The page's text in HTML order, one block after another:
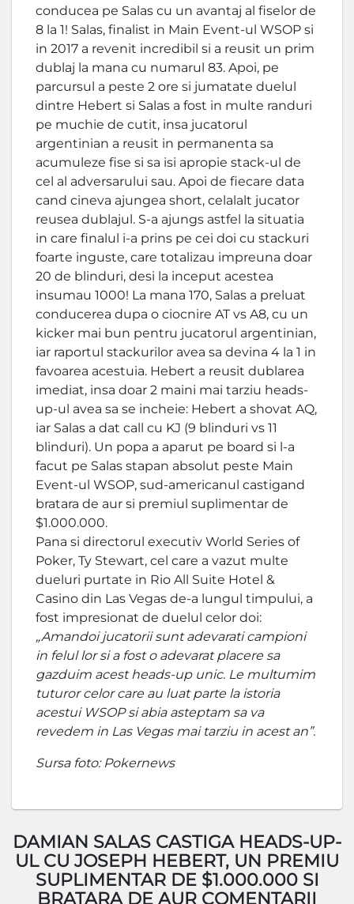
conducea pe Salas cu un avantaj al fiselor de
8 la 1! Salas, finalist in Main Event-ul WSOP si
in 2017 a revenit incredibil si a reusit un prim
dublaj la mana cu numarul 83. Apoi, pe
parcursul a peste 2 ore si jumatate duelul
dintre Hebert si Salas a fost in multe randuri
pe muchie de cutit, insa jucatorul
argentinian a reusit in permanenta sa
acumuleze fise si sa isi apropie stack-ul de
cel al adversarului sau. Apoi de fiecare data
cand cineva ajungea short, celalalt jucator
reusea dublajul. S-a ajungs astfel la situatia
in care finalul i-a prins pe cei doi cu stackuri
foarte inguste, care totalizau impreuna doar
20 de blinduri, desi la inceput acestea
insumau 1000! La mana 170, Salas a preluat
conducerea dupa o ciocnire AT vs A8, cu un
kicker mai bun pentru jucatorul argentinian,
iar raportul stackurilor avea sa devina 4 la 1 in
favoarea acestuia. Hebert a reusit dublarea
imediat, insa doar 2 maini mai tarziu heads-
up-ul avea sa se incheie: Hebert a shovat AQ,
iar Salas a dat call cu KJ (9 blinduri vs 11
blinduri). Un popa a aparut pe board si l-a
facut pe Salas stapan absolut peste Main
Event-ul WSOP, sud-americanul castigand
bratara de aur si premiul suplimentar de
$1.000.000.
Pana si directorul executiv World Series of
Poker, Ty Stewart, cel care a vazut multe
dueluri purtate in Rio All Suite Hotel &
Casino din Las Vegas de-a lungul timpului, a
fost impresionat de duelul celor doi:
„Amandoi jucatorii sunt adevarati campioni
in felul lor si a fost o adevarat placere sa
gazduim acest heads-up unic. Le multumim
tuturor celor care au luat parte la istoria
acestui WSOP si abia asteptam sa va
revedem in Las Vegas mai tarziu in acest an”.
Sursa foto: Pokernews
DAMIAN SALAS CASTIGA HEADS-UP-
UL CU JOSEPH HEBERT, UN PREMIU
SUPLIMENTAR DE $1.000.000 SI
BRATARA DE AUR COMENTARII